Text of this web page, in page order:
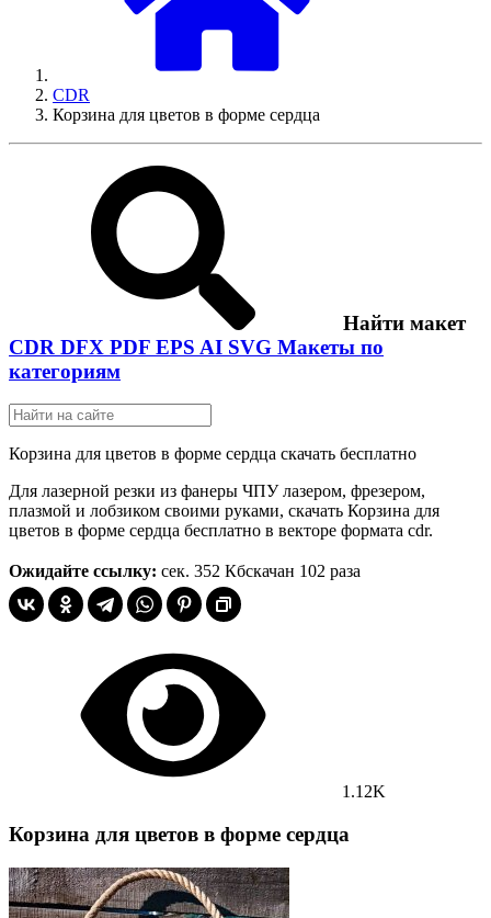
CDR
Корзина для цветов в форме сердца
Найти макет
CDR DFX PDF EPS AI SVG Макеты по
категориям
Корзина для цветов в форме сердца скачать бесплатно
Для лазерной резки из фанеры ЧПУ лазером, фрезером,
плазмой и лобзиком своими руками, скачать Корзина для
цветов в форме сердца бесплатно в векторе формата cdr.
Ожидайте ссылку: сек. 352 Кбскачан 102 раза
1.12K
Корзина для цветов в форме сердца